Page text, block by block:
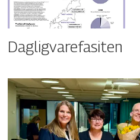
Dagligvarefasiten